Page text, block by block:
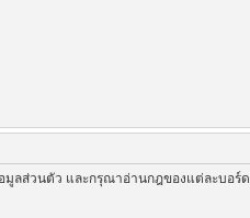
มูลส่วนตัว และกรุณาอ่านกฎของแต่ละบอร์ด